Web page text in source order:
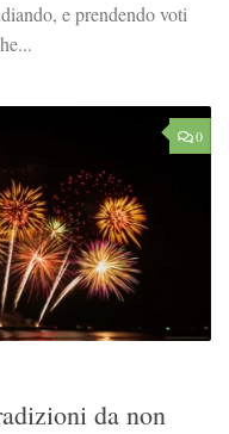
e prendendo voti
0
da non